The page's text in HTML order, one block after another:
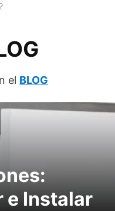
el BLOG
e Instalar